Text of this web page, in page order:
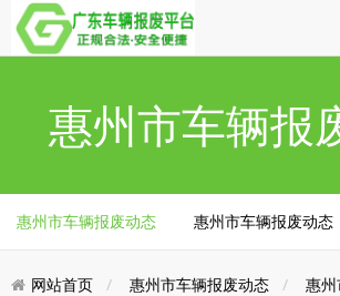
惠州市车辆报
惠州市车辆报废动态 惠州市车辆报废动态
网站首页 惠州市车辆报废动态
惠